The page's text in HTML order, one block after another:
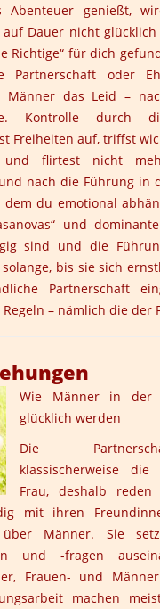
Abenteuer genießt,
Dauer nicht
Richtige“ für dich
Partnerschaft oder
das Leid –
Kontrolle durch
Freiheiten auf, triffst
und flirtest nicht
nach die Führung in
du emotional
und
sind und die
bis sie sich
Partnerschaft
– nämlich die der
Wie Männer in der
glücklich werden
Die
klassischerweise
Frau, deshalb reden
mit ihren
über Männer. Sie
und -fragen
Frauen- und
machen